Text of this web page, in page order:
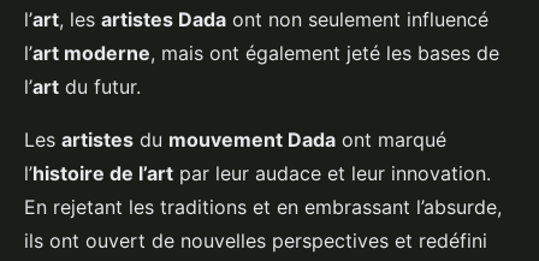
l’art, les artistes Dada ont non seulement influencé
l’art moderne, mais ont également jeté les bases de
l’art du futur.
Les artistes du mouvement Dada ont marqué
l’histoire de l’art par leur audace et leur innovation.
En rejetant les traditions et en embrassant l’absurde,
ils ont ouvert de nouvelles perspectives et redéfini